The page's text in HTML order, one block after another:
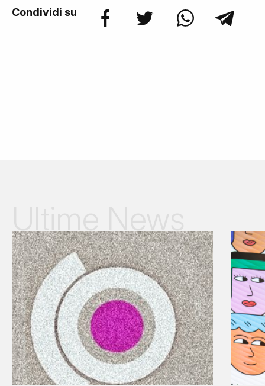
Condividi su